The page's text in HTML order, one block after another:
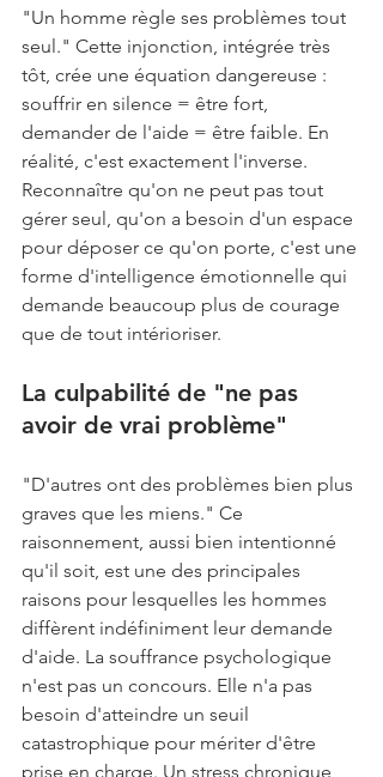
"Un homme règle ses problèmes tout
seul." Cette injonction, intégrée très
tôt, crée une équation dangereuse :
souffrir en silence = être fort,
demander de l'aide = être faible. En
réalité, c'est exactement l'inverse.
Reconnaître qu'on ne peut pas tout
gérer seul, qu'on a besoin d'un espace
pour déposer ce qu'on porte, c'est une
forme d'intelligence émotionnelle qui
demande beaucoup plus de courage
que de tout intérioriser.
La culpabilité de "ne pas
avoir de vrai problème"
"D'autres ont des problèmes bien plus
graves que les miens." Ce
raisonnement, aussi bien intentionné
qu'il soit, est une des principales
raisons pour lesquelles les hommes
diffèrent indéfiniment leur demande
d'aide. La souffrance psychologique
n'est pas un concours. Elle n'a pas
besoin d'atteindre un seuil
catastrophique pour mériter d'être
prise en charge. Un stress chronique,